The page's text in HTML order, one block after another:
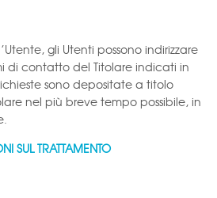
gli Utenti possono indirizzare
di contatto del Titolare indicati in
sono depositate a titolo
nel più breve tempo possibile, in
SUL TRATTAMENTO